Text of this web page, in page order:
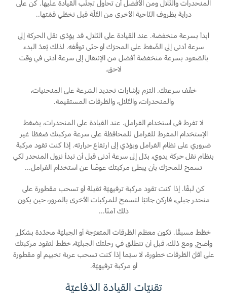
المنحدرات والتّلال ومن الأفضل أن تحاول تجنّب القيادة عليها. كن على
دراية بظروف النّاحية الأخرى من التّلّة قبل تخطّي قمّتها..
ابدأ بسرعة منخفضة. عند القيادة على التّلال، قد يؤدّي نقل الحركة إلى
سرعة أدنى إلى الضّغط على المحرّك أو حتّى توقّفه. لذلك يُعدّ البدء
بالصّعود بسرعة منخفضة أفضل من الإنتقال إلى سرعة أدنى في وقت
لاحق.
خفّف سرعتك. التزم بإشارات تحديد السّرعة على المنحنيات،
والمنحدرات، والتّلال، والطّرقات المستقيمة.
لا تفرط في استخدام الفرامل. عند القيادة على المنحدرات، يضغط
الإستخدام المفرط للفرامل للمحافظة على سرعة مركبتك ضغطًا غير
ضروري على نظام الفرامل ويؤدّي إلى ارتفاع حرارته. إذا كنت تقود مركبة
بنظام نقل حركة يدوي، بدّل إلى سرعة أدنى قبل أن تبدأ نزول المنحدر لكي
تسمح للمحرّك بأن يبطئ مركبتك عوضًا عن استخدام الفرامل...
كن لبقًا. إذا كنت تقود مركبة ترفيهيّة ثقيلة أو تسحب مقطورة على
منحدر جبلي، فاركن جانبًا لتسمح للمركبات الأخرى بالمرور، حين يكون
ذلك آمنًا...
خطّط مسبقًا. تكون معظم الطّرقات المتعرّجة أو الجبليّة محدّدة بشكلٍ
واضحٍ. ومع ذلك، قبل أن تنطلق في رحلتك الجبليّة، خطّط لتقود مركبتك
على أقلّ الطّرقات خطورة، لا سيّما إذا كنت تسحب عربة تخييم أو مقطورة
أو مركبة ترفيهيّة.
تقنيّات القيادة الدّفاعيّة